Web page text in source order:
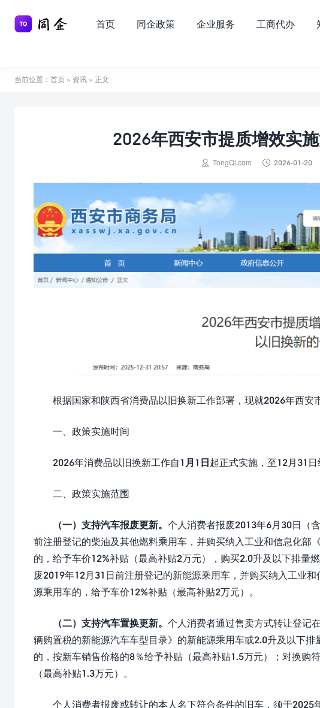
首页 同企政策 企业服务 工商代办
当前位置： 首页 » 资讯 » 正文
2026年西安市提质增效实
 TongQi.com  2026-01-20
根据国家和陕西省消费品以旧换新工作部署，现就2026年西安
一、政策实施时间
2026年消费品以旧换新工作自 1月1日起正式实施，至12月31日
二、政策实施范围
（一）支持汽车报废更新。 个人消费者报废2013年6月30日（
前注册登记的柴油及其他燃料乘用车，并购买纳入工业和信息化部
的，给予车价12%补贴（最高补贴2万元），购买2.0升及以下排量
废2019年12月31日前注册登记的新能源乘用车，并购买纳入工业
源乘用车的，给予车价12%补贴（最高补贴2万元）。
（二）支持汽车置换更新。 个人消费者通过售卖方式转让登记
辆购置税的新能源汽车车型目录》的新能源乘用车或2.0升及以下
的，按新车销售价格的8％给予补贴（最高补贴1.5万元）；对换购
（最高补贴1.3万元）。
个人消费者报废或转让的本人名下符合条件的旧车，须于